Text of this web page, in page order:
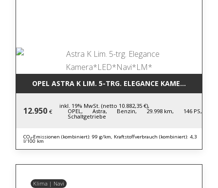
OPEL ASTRA K LIM. 5-TRG. ELEGANCE
12.950 €
inkl. 19% MwSt. (netto 10.882,35 €),
OPEL, Astra, Benzin, 29.998 km, 146 PS,
Schaltgetriebe
CO₂-Emissionen (kombiniert): 99 g/km, Kraftstoffverbrauch (kombiniert): 4,3
l/100 km
Klima | Navi